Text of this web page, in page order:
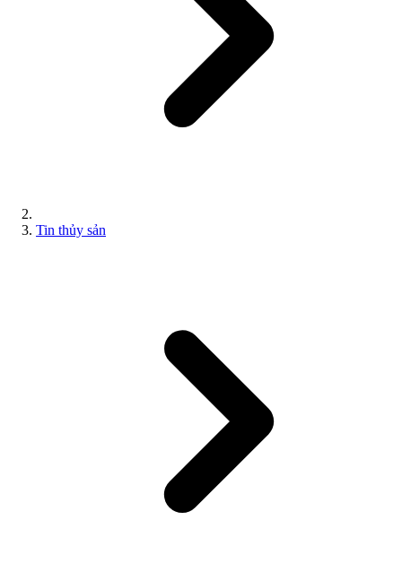
Tin thủy sản